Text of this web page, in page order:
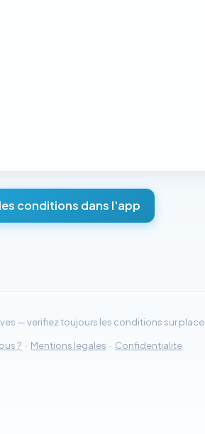
conditions dans l'app
— verifiez toujours les conditions sur place.
? · Mentions legales · Confidentialite